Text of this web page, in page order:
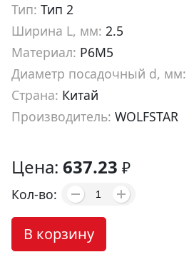
Тип: Тип 2
Ширина L, мм: 2.5
Материал: Р6М5
Диаметр посадочный d, мм:
Страна: Китай
Производитель: WOLFSTAR
Цена: 637.23 ₽
Кол-во:
В корзину